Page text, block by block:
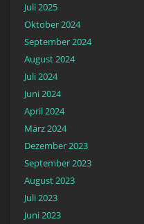
Juli 2025
Oktober 2024
September 2024
August 2024
Juli 2024
Juni 2024
April 2024
März 2024
Dezember 2023
September 2023
August 2023
Juli 2023
Juni 2023